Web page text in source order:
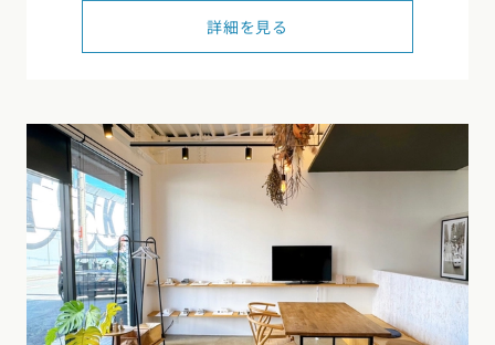
四国エリア
九州・沖縄エリア
福岡県佐賀県 大分県 宮崎県
沖縄県
施工事例
スタイルのヒント
ニュースレター
デザインコンテスト
関西エリア
大阪府兵庫県 京都府 奈良県和歌山県
中国エリア
広島県岡山県 鳥取県 島根県
四国エリア
詳細を見る